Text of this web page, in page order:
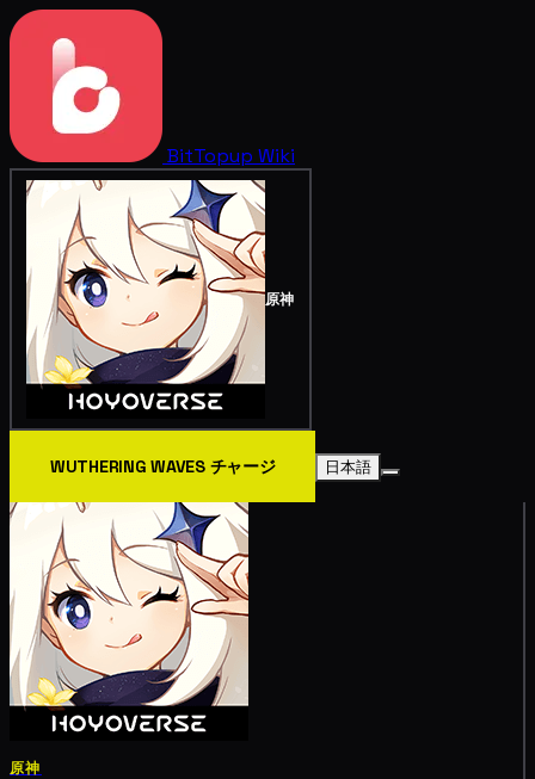
BitTopup Wiki
原神
WUTHERING WAVES チャージ 日本語
原神